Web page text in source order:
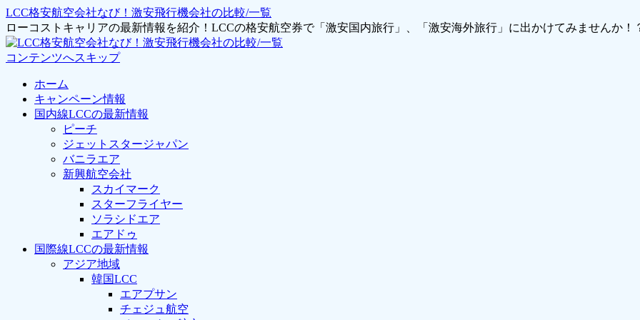
LCC格安航空会社なび！激安飛行機会社の比較/一覧
ローコストキャリアの最新情報を紹介！LCCの格安航空券で「激安国内旅行」、「激安海外旅行」に出かけてみませんか！
コンテンツへスキップ
ホーム
キャンペーン情報
国内線LCCの最新情報
ピーチ
ジェットスタージャパン
バニラエア
新興航空会社
スカイマーク
スターフライヤー
ソラシドエア
エアドゥ
国際線LCCの最新情報
アジア地域
韓国LCC
エアプサン
チェジュ航空